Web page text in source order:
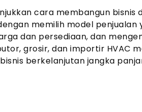
cara membangun
memilih model
dan persediaan, dan
grosir, dan importir HVAC
berkelanjutan jangka